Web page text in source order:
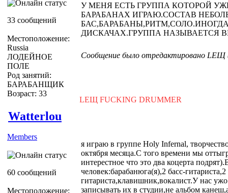
33 сообщений
Местоположение:
Russia
ЛОДЕЙНОЕ
ПОЛЕ
Род занятий:
БАРАБАНЩИК
Возраст: 33
У МЕНЯ ЕСТЬ ГРУППА КОТОРОЙ
БАРАБАНАХ ИГРАЮ.СОСТАВ
ДИСКАЧАХ.ГРУППА НАЗЫВАЕТСЯ
Сообщение было отредактировано LEЩ
LEЩ FUCKING DRUMMER
Watterlou
Members
60 сообщений
Местоположение:
я играю в группе Holy Infernal,
октября месяца.С того времени мы
интерестное что это два коцерта
человек:барабанюга(я),2 басс-гитариста,2
гитариста,клавишник,вокалист.У нас ужо
записывать их в студии,не альбом